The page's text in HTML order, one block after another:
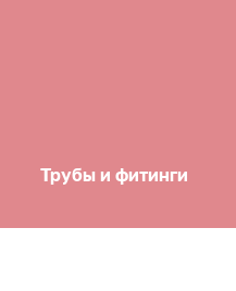
Трубы и фитинги